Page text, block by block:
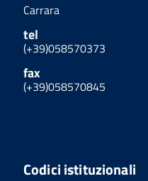
Carrara
tel
(+39)058570373
fax
(+39)058570845
Codici istituzionali